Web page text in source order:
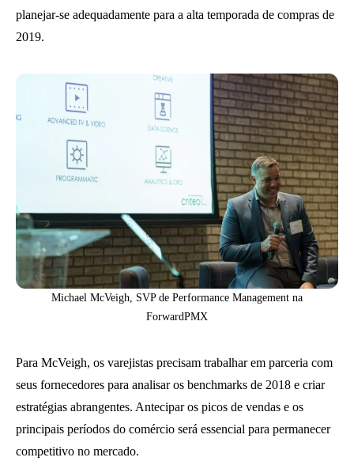
planejar-se adequadamente para a alta temporada de compras de
2019.
Michael McVeigh, SVP de Performance Management na
ForwardPMX
Para McVeigh, os varejistas precisam trabalhar em parceria com
seus fornecedores para analisar os benchmarks de 2018 e criar
estratégias abrangentes. Antecipar os picos de vendas e os
principais períodos do comércio será essencial para permanecer
competitivo no mercado.